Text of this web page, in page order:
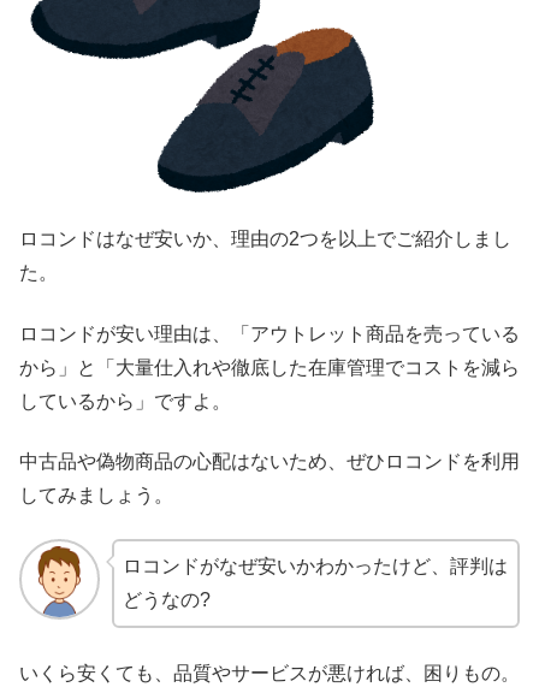
ロコンドはなぜ安いか、理由の2つを以上でご紹介しまし
た。
ロコンドが安い理由は、「アウトレット商品を売っている
から」と「大量仕入れや徹底した在庫管理でコストを減ら
しているから」ですよ。
中古品や偽物商品の心配はないため、ぜひロコンドを利用
してみましょう。
ロコンドがなぜ安いかわかったけど、評判は
どうなの?
いくら安くても、品質やサービスが悪ければ、困りもの。